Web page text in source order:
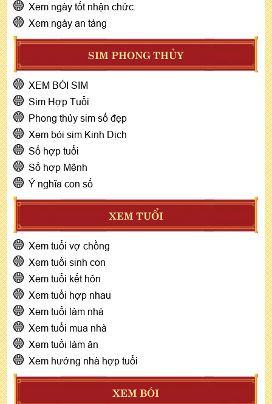
Xem ngày tốt nhận chức
Xem ngày an táng
SIM PHONG THỦY
XEM BÓI SIM
Sim Hợp Tuổi
Phong thủy sim số đẹp
Xem bói sim Kinh Dịch
Số hợp tuổi
Số hợp Mệnh
Ý nghĩa con số
XEM TUỔI
Xem tuổi vợ chồng
Xem tuổi sinh con
Xem tuổi kết hôn
Xem tuổi hợp nhau
Xem tuổi làm nhà
Xem tuổi mua nhà
Xem tuổi làm ăn
Xem hướng nhà hợp tuổi
XEM BÓI